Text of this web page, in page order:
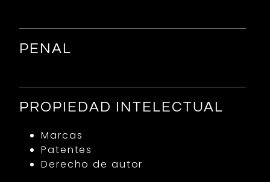
PENAL
PROPIEDAD INTELECTUAL
Marcas
Patentes
Derecho de autor